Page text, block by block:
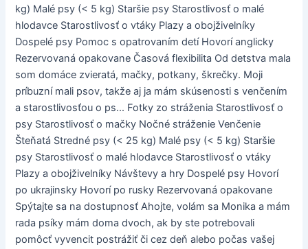
kg) Malé psy (< 5 kg) Staršie psy Starostlivosť o malé
hlodavce Starostlivosť o vtáky Plazy a obojživelníky
Dospelé psy Pomoc s opatrovaním detí Hovorí anglicky
Rezervovaná opakovane Časová flexibilita Od detstva mala
som domáce zvieratá, mačky, potkany, škrečky. Moji
príbuzní mali psov, takže aj ja mám skúsenosti s venčením
a starostlivosťou o ps... Fotky zo stráženia Starostlivosť o
psy Starostlivosť o mačky Nočné stráženie Venčenie
Šteňatá Stredné psy (< 25 kg) Malé psy (< 5 kg) Staršie
psy Starostlivosť o malé hlodavce Starostlivosť o vtáky
Plazy a obojživelníky Návštevy a hry Dospelé psy Hovorí
po ukrajinsky Hovorí po rusky Rezervovaná opakovane
Spýtajte sa na dostupnosť Ahojte, volám sa Monika a mám
rada psíky mám doma dvoch, ak by ste potrebovali
pomôcť vyvencit postrážiť či cez deň alebo počas vašej